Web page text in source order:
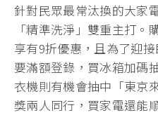
針對民眾最常汰換的大家
「精準洗淨」雙重主打
享有9折優惠，且為了迎
要滿額登錄，買冰箱加碼
衣機則有機會抽中「東京
獎兩人同行，買家電還能